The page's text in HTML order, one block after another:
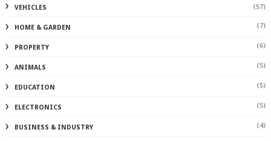
VEHICLES (57)
HOME & GARDEN (7)
PROPERTY (6)
ANIMALS (5)
EDUCATION (5)
ELECTRONICS (5)
BUSINESS & INDUSTRY (4)